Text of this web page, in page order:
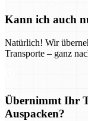
Kann ich auch
Natürlich! Wir
Transporte – ganz
Übernimmt Ihr
Auspacken?